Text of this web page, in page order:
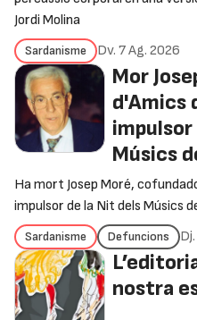
Jordi Molina
Sardanisme Dv. 7 Ag. 2026
Mor
d'Amics
Músics
Ha mort Josep Moré,
impulsor de la Nit dels Músics
Sardanisme Defuncions
nostra